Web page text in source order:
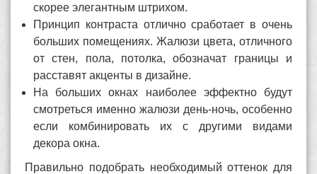
скорее элегантным штрихом.
Принцип контраста отлично сработает в очень
больших помещениях. Жалюзи цвета, отличного
от стен, пола, потолка, обозначат границы и
расставят акценты в дизайне.
На больших окнах наиболее эффектно будут
смотреться именно жалюзи день-ночь, особенно
если комбинировать их с другими видами
декора окна.
Правильно подобрать необходимый оттенок для